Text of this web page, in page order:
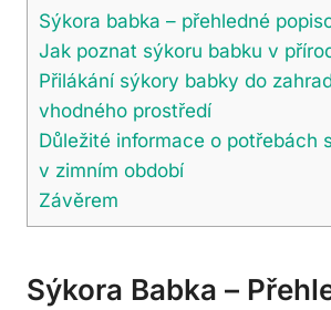
Sýkora babka – přehledné
Jak poznat sýkoru babku v
Přilákání sýkory babky do
vhodného prostředí
Důležité informace o potřebách
v zimním období
Závěrem
Sýkora Babka –